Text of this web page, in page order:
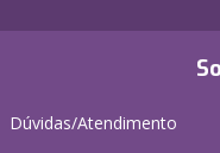
Dúvidas/Atendimento